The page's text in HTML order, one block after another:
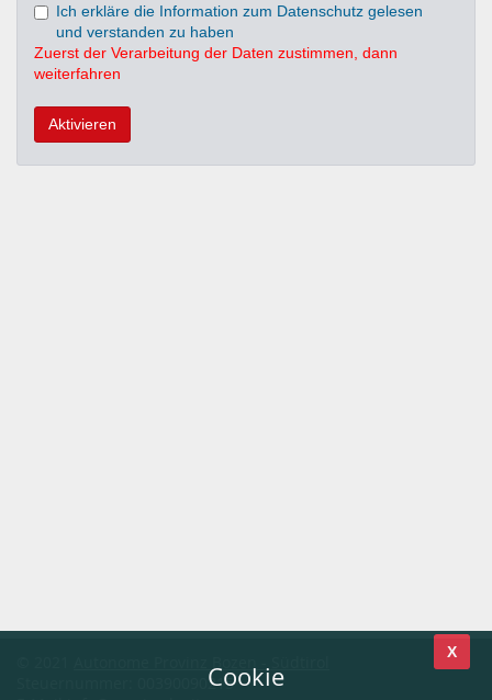
Ich erkläre die Information zum Datenschutz gelesen
und verstanden zu haben
Zuerst der Verarbeitung der Daten zustimmen, dann
weiterfahren
Aktivieren
Steuernummer: 00390090215
X
Cookie